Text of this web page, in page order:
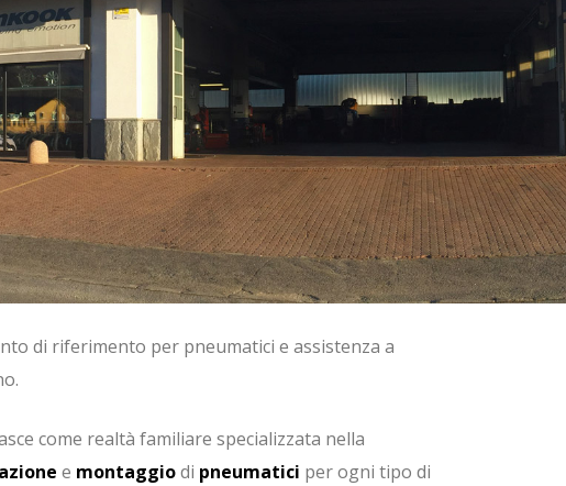
di riferimento per pneumatici e assistenza a
come realtà familiare specializzata nella
e montaggiodi pneumatici per ogni tipo di